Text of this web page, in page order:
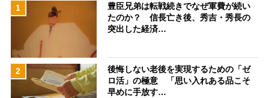
1
豊臣兄弟は転戦続きでなぜ軍費が続い
たのか？ 信長亡き後、秀吉・秀長の
突出した経済…
2
後悔しない老後を実現するための「ゼ
ロ活」の極意 「思い入れある品こそ
早めに手放す…